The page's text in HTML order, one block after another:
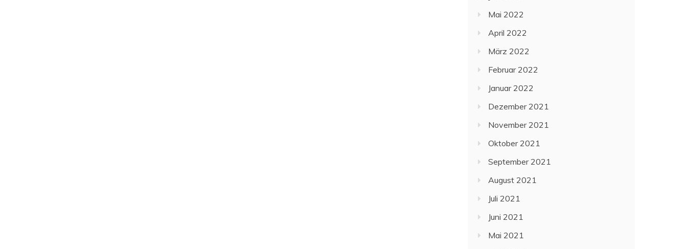
Mai 2022
April 2022
März 2022
Februar 2022
Januar 2022
Dezember 2021
November 2021
Oktober 2021
September 2021
August 2021
Juli 2021
Juni 2021
Mai 2021